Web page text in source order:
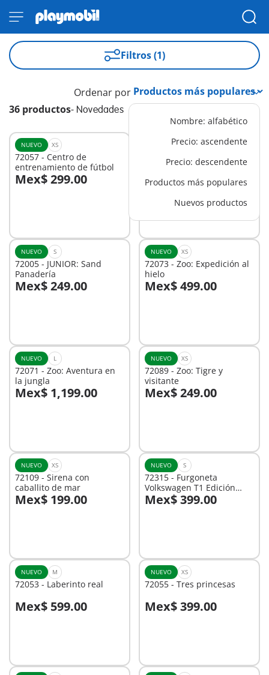
Filtros (1)
36 productos- Novedades
Ordenar por
Nombre: alfabético
Precio: ascendente
Precio: descendente
Productos más populares
Nuevos productos
NUEVO XS
72057 - Centro de
entrenamiento de fútbol
Mex$ 299.00
A la cesta
L
72061 - Camión
todoterreno
Mex$ 1,199.00
A la cesta
NUEVO S
72005 - JUNIOR: Sand
Panadería
Mex$ 249.00
A la cesta
NUEVO XS
72073 - Zoo: Expedición al
hielo
Mex$ 499.00
A la cesta
NUEVO L
72071 - Zoo: Aventura en
la jungla
Mex$ 1,199.00
A la cesta
NUEVO XS
72089 - Zoo: Tigre y
visitante
Mex$ 249.00
A la cesta
NUEVO XS
72109 - Sirena con
caballito de mar
Mex$ 199.00
A la cesta
NUEVO S
72315 - Furgoneta
Volkswagen T1 Edición
MEX
Mex$ 399.00
NUEVO M
72053 - Laberinto real
Mex$ 599.00
NUEVO XS
72055 - Tres princesas
Mex$ 399.00